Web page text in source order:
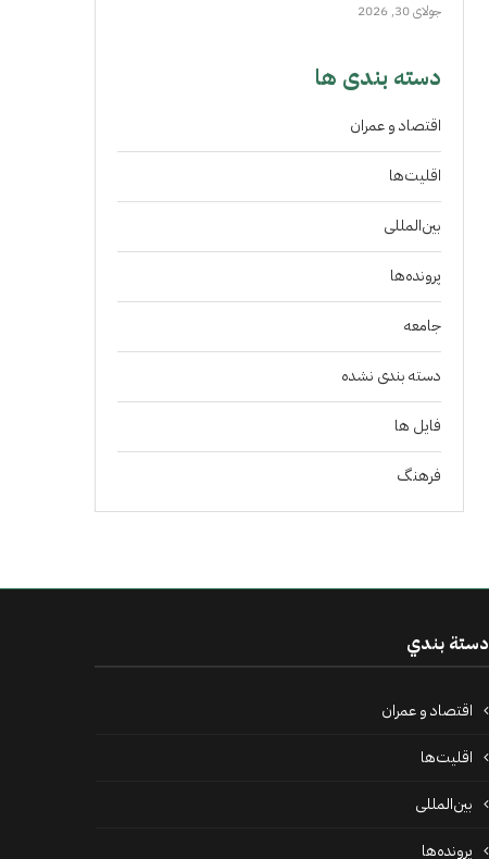
جولای 30, 2026
دسته بندی ها
اقتصاد و عمران
اقلیت‌ها
بین‌المللی
پرونده‌ها
جامعه
دسته بندی نشده
فايل ها
فرهنگ
دستة بندي
اقتصاد و عمران
اقلیت‌ها
بین‌المللی
پرونده‌ها